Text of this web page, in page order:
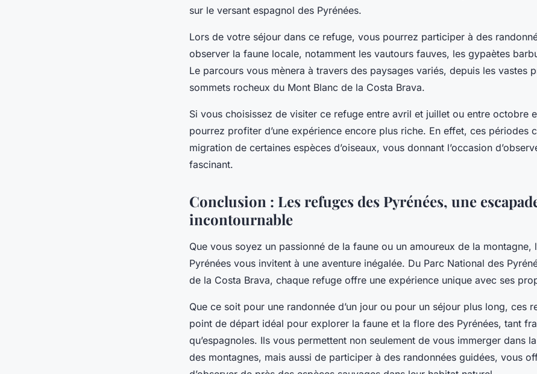
sur le versant espagnol des Pyrénées.
Lors de votre séjour dans ce refuge, vous pourrez participer à des
observer la faune locale, notamment les vautours fauves, les gypaètes
Le parcours vous mènera à travers des paysages variés, depuis les vastes
sommets rocheux du Mont Blanc de la Costa Brava.
Si vous choisissez de visiter ce refuge entre avril et juillet ou entre octobre
pourrez profiter d’une expérience encore plus riche. En effet, ces périodes
migration de certaines espèces d’oiseaux, vous donnant l’occasion
fascinant.
Conclusion : Les refuges des Pyrénées, une
incontournable
Que vous soyez un passionné de la faune ou un amoureux de la montagne,
Pyrénées vous invitent à une aventure inégalée. Du Parc National des
de la Costa Brava, chaque refuge offre une expérience unique avec ses
Que ce soit pour une randonnée d’un jour ou pour un séjour plus long, ces
point de départ idéal pour explorer la faune et la flore des Pyrénées, tant
qu’espagnoles. Ils vous permettent non seulement de vous immerger dans
des montagnes, mais aussi de participer à des randonnées guidées, vous